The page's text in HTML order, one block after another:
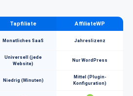
Tapfiliate AffiliateWP
Monatliches SaaS Jahreslizenz
Universell (jede
Website)
Nur WordPress
Niedrig (Minuten)
Mittel (Plugin-
Konfiguration)